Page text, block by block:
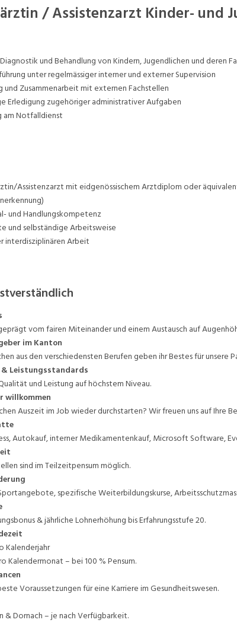
/ Assistenzarzt Kinder- und
und Behandlung von Kindern, Jugendlichen und deren
unter regelmässiger interner und externer Supervision
und Zusammenarbeit mit externen Fachstellen
Erledigung zugehöriger administrativer Aufgaben
am Notfalldienst
Assistenzarzt mit eidgenössischem Arztdiplom oder
und Handlungskompetenz
und selbständige Arbeitsweise
interdisziplinären Arbeit
vom fairen Miteinander und einem Austausch auf
im Kanton
aus den verschiedensten Berufen geben ihr Bestes für unsere
Leistungsstandards
und Leistung auf höchstem Niveau.
willkommen
Auszeit im Job wieder durchstarten? Wir freuen uns auf Ihre
Autokauf, interner Medikamentenkauf, Microsoft Software,
sind im Teilzeitpensum möglich.
spezifische Weiterbildungskurse,
& jährliche Lohnerhöhung bis Erfahrungsstufe 20.
Kalenderjahr
Kalendermonat – bei 100 % Pensum.
Voraussetzungen für eine Karriere im Gesundheitswesen.
& Dornach – je nach Verfügbarkeit.